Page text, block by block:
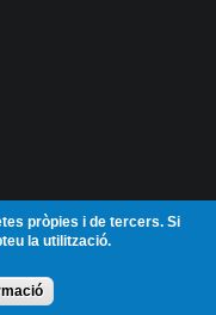
pròpies i de tercers. Si
la utilització.